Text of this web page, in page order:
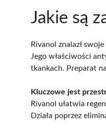
Jakie są
Rivanol znalazł
Jego właściwości
tkankach. Preparat
Kluczowe jest
Rivanol ułatwia
Działa poprzez